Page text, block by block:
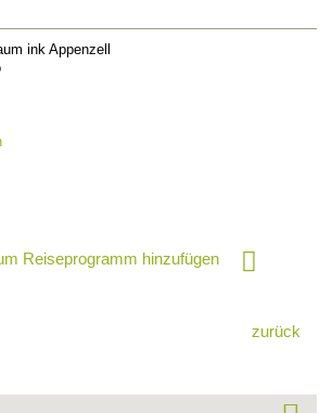
ink Appenzell
Reiseprogramm hinzufügen
zurück